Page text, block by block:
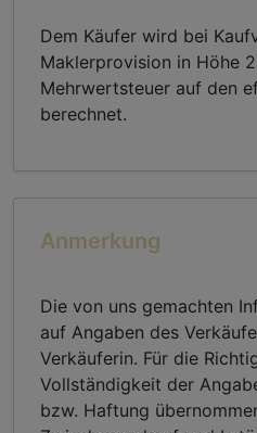
Dem Käufer wird bei
Maklerprovision in Höhe
Mehrwertsteuer auf den
berechnet.
Anmerkung
Die von uns gemachten
auf Angaben des
Verkäuferin. Für die
Vollständigkeit der
bzw. Haftung